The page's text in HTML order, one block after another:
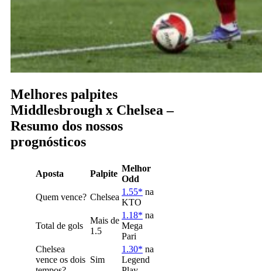
Melhores palpites
Middlesbrough x Chelsea –
Resumo dos nossos
prognósticos
Aposta Palpite
Melhor
Odd
Quem vence? Chelsea
1.55* na
KTO
Total de gols
Mais de
1.5
1.18* na
Mega
Pari
Chelsea
vence os dois Sim
1.30* na
Legend